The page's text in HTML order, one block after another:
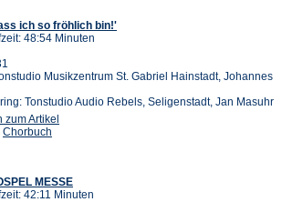
ich so fröhlich bin!'
48:54 Minuten
Musikzentrum St. Gabriel Hainstadt, Johannes
Tonstudio Audio Rebels, Seligenstadt, Jan Masuhr
zum Artikel
Chorbuch
MESSE
42:11 Minuten